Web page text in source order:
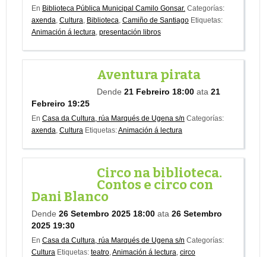
En Biblioteca Pública Municipal Camilo Gonsar. Categorías:
axenda, Cultura, Biblioteca, Camiño de Santiago Etiquetas:
Animación á lectura, presentación libros
Aventura pirata
Dende 21 Febreiro 18:00 ata 21
Febreiro 19:25
En Casa da Cultura, rúa Marqués de Ugena s/n Categorías:
axenda, Cultura Etiquetas:Animación á lectura
Circo na biblioteca.
Contos e circo con
Dani Blanco
Dende 26 Setembro 2025 18:00 ata 26 Setembro
2025 19:30
En Casa da Cultura, rúa Marqués de Ugena s/n Categorías:
Cultura Etiquetas: teatro,Animación á lectura, circo